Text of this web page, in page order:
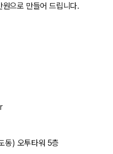
으로 만들어 드립니다.
동) 오투타워 5층